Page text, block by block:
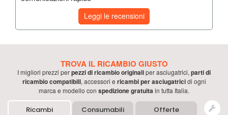
Leggi le recensioni
TROVA IL RICAMBIO GIUSTO
I migliori prezzi perpezzi di ricambio originaliperasciugatrici, parti di
ricambio compatibili, accessori e ricambi perasciugatricidi ogni
marca e modello con spedizione gratuitain tutta Italia.
Ricambi Consumabili Offerte